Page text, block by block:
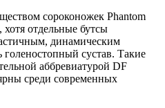
сороконожек Phantom
хотя отдельные бутсы
динамическим
сустав. Такие
аббревиатурой DF
среди современных